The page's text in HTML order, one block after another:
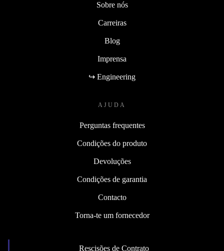
Sobre nós
Carreiras
Blog
Imprensa
↪ Engineering
AJUDA
Perguntas frequentes
Condições do produto
Devoluções
Condições de garantia
Contacto
Torna-te um fornecedor
Rescisões de Contrato